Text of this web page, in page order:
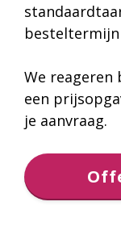
We reageren
een
je aanvraag.